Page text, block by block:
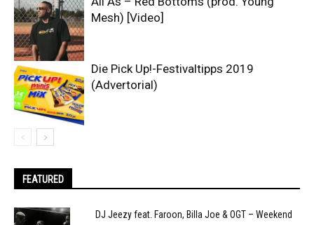
Mesh) [Video]
Die Pick Up!-Festivaltipps 2019
(Advertorial)
FEATURED
DJ Jeezy feat. Faroon, Billa Joe & OGT – Weekend